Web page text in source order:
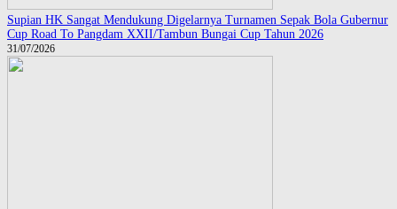
Supian HK Sangat Mendukung Digelarnya Turnamen Sepak Bola Gubernur
Cup Road To Pangdam XXII/Tambun Bungai Cup Tahun 2026
31/07/2026